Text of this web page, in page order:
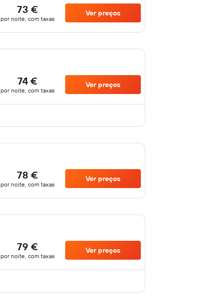
73 €
por noite, com taxas
Ver preços
74 €
por noite, com taxas
Ver preços
78 €
por noite, com taxas
Ver preços
79 €
por noite, com taxas
Ver preços